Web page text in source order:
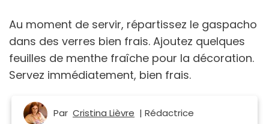
Au moment de servir, répartissez le gaspacho
dans des verres bien frais. Ajoutez quelques
feuilles de menthe fraîche pour la décoration.
Servez immédiatement, bien frais.
Par Cristina Lièvre | Rédactrice